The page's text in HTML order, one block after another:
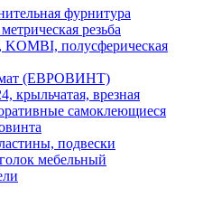
фурнитура
резьба
полусферическая
(ЕВРОВИНТ)
крыльчатая, врезная
самоклеющиеся
подвески
мебельный